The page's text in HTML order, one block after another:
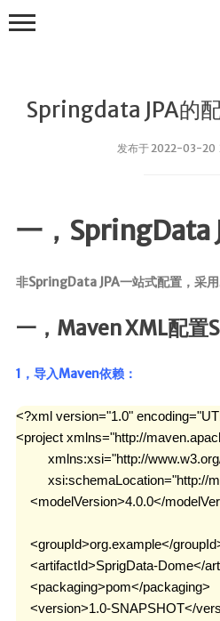
Springdata JPA的
发布于 2022-03-20
一，SpringData
非SpringData JPA一站式配置，采
一，Maven XML配置
1，导入Maven依赖：
<?xml version="1.0"
<project xmlns="http://
xmlns:xsi="http://
<modelVersion>4.0.0</
<groupId>org.example</
<artifactId>SprigData-Dome</
    <packaging>pom</packaging>
<version>1.0-SNAPSHOT</
小众技术
WebSocket
EasyExcel
前端
JavaScript
CSS3
Android
核心组件